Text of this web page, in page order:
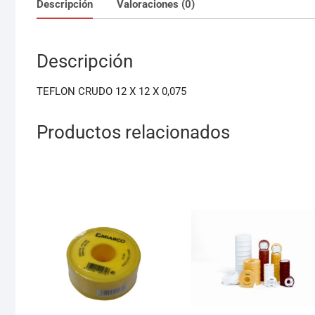
Descripción Valoraciones (0)
Descripción
TEFLON CRUDO 12 X 12 X 0,075
Productos relacionados